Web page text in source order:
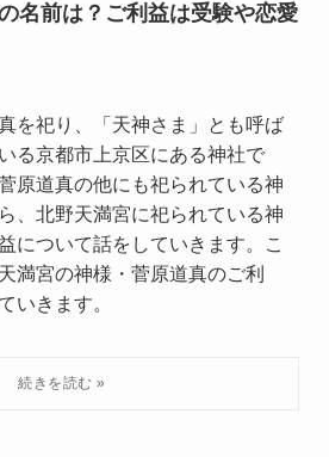
名前は？ご利益は受験や恋愛
を祀り、「天神さま」とも呼ば
る京都市上京区にある神社で
原道真の他にも祀られている神
、北野天満宮に祀られている神
について話をしていきます。こ
満宮の神様・菅原道真のご利
いきます。